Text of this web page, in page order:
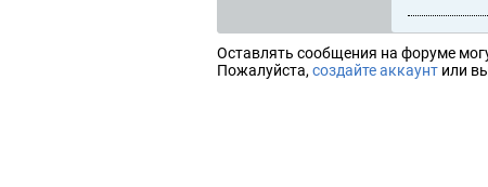
Оставлять сообщения на форуме
Пожалуйста, создайте аккаунт или